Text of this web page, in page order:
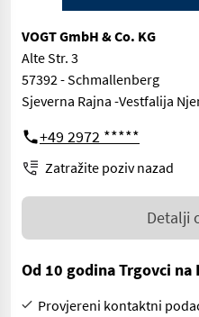
VOGT GmbH & Co. KG
Alte Str. 3
57392 - Schmallenberg
Sjeverna Rajna -Vestfalija
+49 2972 *****
Zatražite poziv nazad
Detalji
Od 10 godina Trgovci
Provjereni kontaktni